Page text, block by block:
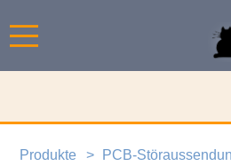
Produkte
PCB-